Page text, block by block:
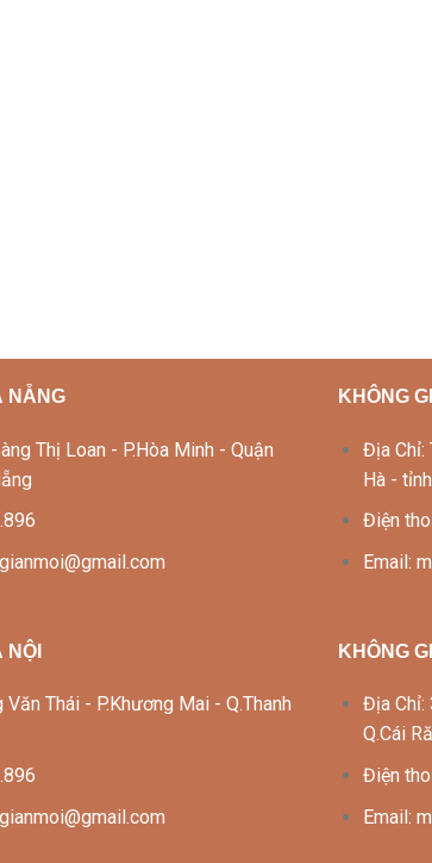
NẴNG
Thị Loan - P.Hòa Minh - Quận
KHÔNG
Địa Chỉ:
Hà -
Điện
Email:
NỘI
Thái - P.Khương Mai - Q.Thanh
KHÔNG
Địa Chỉ:
Q.Cái
Điện
Email: